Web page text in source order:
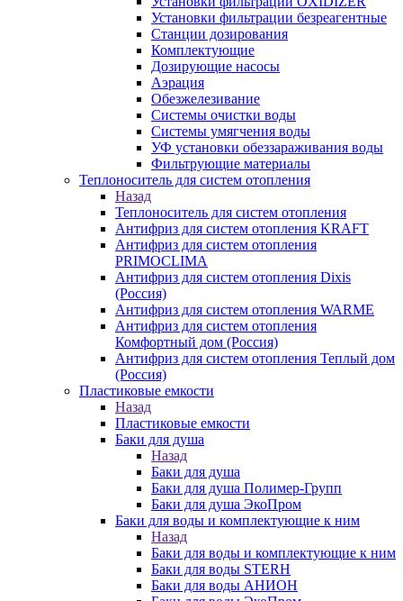
Установки фильтрации безреагентные
Станции дозирования
Комплектующие
Дозирующие насосы
Аэрация
Обезжелезивание
Системы очистки воды
Системы умягчения воды
УФ установки обеззараживания воды
Фильтрующие материалы
Теплоноситель для систем отопления
Назад
Теплоноситель для систем отопления
Антифриз для систем отопления KRAFT
Антифриз для систем отопления
PRIMOCLIMA
Антифриз для систем отопления Dixis
(Россия)
Антифриз для систем отопления WARME
Антифриз для систем отопления
Комфортный дом (Россия)
Антифриз для систем отопления Теплый дом
(Россия)
Пластиковые емкости
Назад
Пластиковые емкости
Баки для душа
Назад
Баки для душа
Баки для душа Полимер-Групп
Баки для душа ЭкоПром
Баки для воды и комплектующие к ним
Назад
Баки для воды и комплектующие к ним
Баки для воды STERH
Баки для воды АНИОН